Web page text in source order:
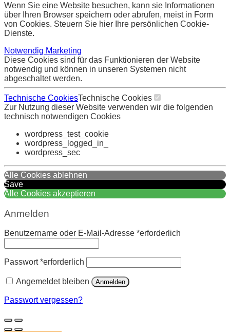
Wenn Sie eine Website besuchen, kann sie Informationen
über Ihren Browser speichern oder abrufen, meist in Form
von Cookies. Steuern Sie hier Ihre persönlichen Cookie-
Dienste.
Notwendig Marketing
Diese Cookies sind für das Funktionieren der Website
notwendig und können in unseren Systemen nicht
abgeschaltet werden.
Technische CookiesTechnische Cookies
Zur Nutzung dieser Website verwenden wir die folgenden
technisch notwendigen Cookies
wordpress_test_cookie
wordpress_logged_in_
wordpress_sec
Alle Cookies ablehnen
Save
Alle Cookies akzeptieren
Anmelden
Benutzername oder E-Mail-Adresse *erforderlich
Passwort*erforderlich
Angemeldet bleiben Anmelden
Passwort vergessen?